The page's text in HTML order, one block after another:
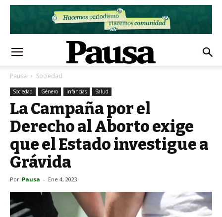
Pausa Sociedad
Sociedad Género Infancias Salud
La Campaña por el
Derecho al Aborto exige
que el Estado investigue a
Grávida
Por Pausa - Ene 4, 2023